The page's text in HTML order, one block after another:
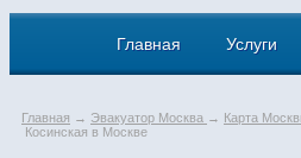
Главная Услуги
Главная → Эвакуатор Москва → Карта
Косинская в Москве